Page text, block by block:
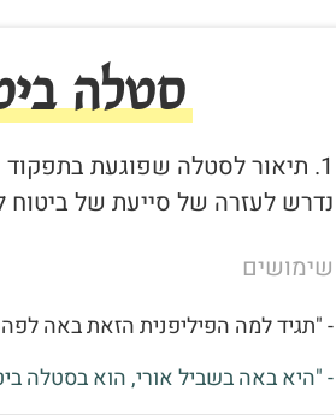
סטלה
1. תיאור לסטלה שפוגעת
נדרש לעזרה של סייעת של ביטוח
שימושים
- "תגיד למה הפיליפנית הזאת באה
- "היא באה בשביל אורי, הוא בסטלה